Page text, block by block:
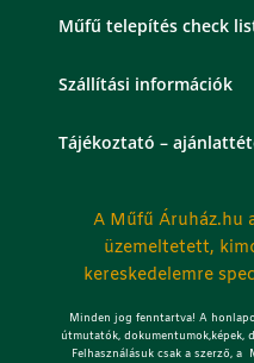
Műfű telepítés check
Szállítási információk
Tájékoztató –
A Műfű Áruház.hu
üzemeltetett,
kereskedelemre
Minden jog fenntartva! A
útmutatók, dokumentumok,képek,
Felhasználásuk csak a szerző,